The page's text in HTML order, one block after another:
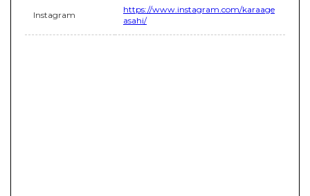
Instagram
https://www.instagram.com/karaage
asahi/